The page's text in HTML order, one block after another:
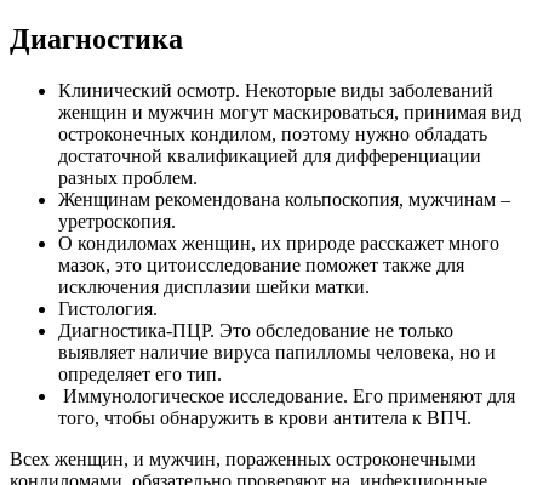
Диагностика
Клинический осмотр. Некоторые виды заболеваний
женщин и мужчин могут маскироваться, принимая вид
остроконечных кондилом, поэтому нужно обладать
достаточной квалификацией для дифференциации
разных проблем.
Женщинам рекомендована кольпоскопия, мужчинам –
уретроскопия.
О кондиломах женщин, их природе расскажет много
мазок, это цитоисследование поможет также для
исключения дисплазии шейки матки.
Гистология.
Диагностика-ПЦР. Это обследование не только
выявляет наличие вируса папилломы человека, но и
определяет его тип.
Иммунологическое исследование. Его применяют для
того, чтобы обнаружить в крови антитела к ВПЧ.
Всех женщин, и мужчин, пораженных остроконечными